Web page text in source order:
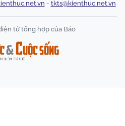
- tkts@kienthuc.net.vn
tử tổng hợp của Báo